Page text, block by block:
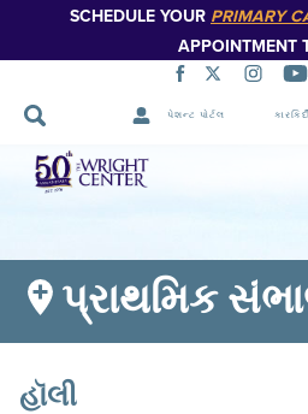
SCHEDULE YOUR PRIMARY
APPOINTMENT
પેશન્ટ પોર્ટલ કારકિર્દી
નેવિગેશન
છોડો
પ્રાથમિક
હૉલી